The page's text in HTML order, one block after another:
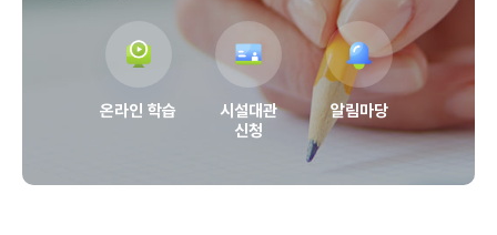
온라인 학습
시설대관
신청
알림마당